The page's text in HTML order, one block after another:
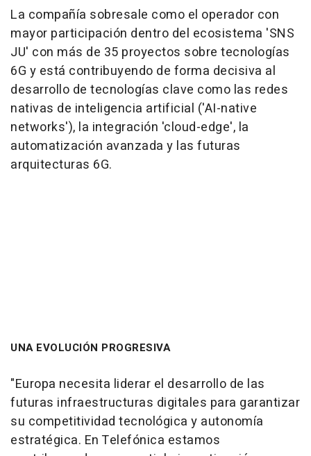
La compañía sobresale como el operador con
mayor participación dentro del ecosistema 'SNS
JU' con más de 35 proyectos sobre tecnologías
6G y está contribuyendo de forma decisiva al
desarrollo de tecnologías clave como las redes
nativas de inteligencia artificial ('AI-native
networks'), la integración 'cloud-edge', la
automatización avanzada y las futuras
arquitecturas 6G.
UNA EVOLUCIÓN PROGRESIVA
"Europa necesita liderar el desarrollo de las
futuras infraestructuras digitales para garantizar
su competitividad tecnológica y autonomía
estratégica. En Telefónica estamos